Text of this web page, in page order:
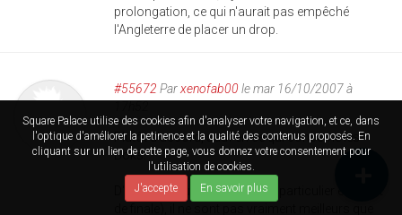
Square Palace utilise des cookies afin d'analyser votre navigation, et ce, dans
l'optique d'améliorer la petinence et la qualité des contenus proposés. En
cliquant sur un lien de cette page, vous donnez votre consentement pour
l'utilisation de cookies.
J'accepte
En savoir plus
prolongation, ce qui n'aurait pas empêché
l'Angleterre de placer un drop.
#55672 Parxenofab00 le mar 16/10/2007 à
Plutôt d'accord, sauf en ce qui concerne les
Boks.
D'après ce que j'ai pu voir (en particulier en quart